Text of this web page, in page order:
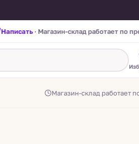
Написать · Магазин-склад работает по
Магазин-склад работает